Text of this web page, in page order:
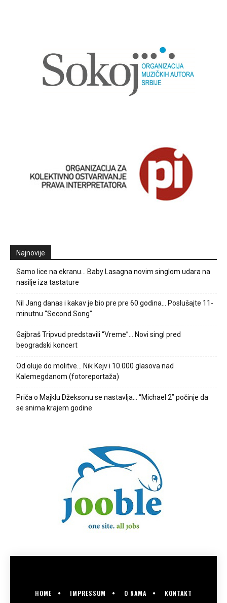
Najnovije
Samo lice na ekranu… Baby Lasagna novim singlom udara na
nasilje iza tastature
Nil Jang danas i kakav je bio pre pre 60 godina… Poslušajte 11-
minutnu “Second Song”
Gajbraš Tripvud predstavili “Vreme”… Novi singl pred
beogradski koncert
Od oluje do molitve… Nik Kejv i 10.000 glasova nad
Kalemegdanom (fotoreportaža)
Priča o Majklu Džeksonu se nastavlja… “Michael 2” počinje da
se snima krajem godine
HOME IMPRESSUM O NAMA KONTAKT